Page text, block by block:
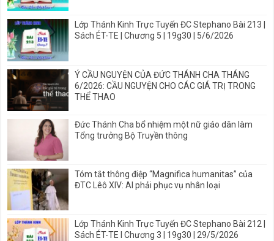
Lớp Thánh Kinh Trực Tuyến ĐC Stephano Bài 213 |
Sách ÉT-TE | Chương 5 | 19g30 | 5/6/2026
Ý CẦU NGUYỆN CỦA ĐỨC THÁNH CHA THÁNG
6/2026: CẦU NGUYỆN CHO CÁC GIÁ TRỊ TRONG
THỂ THAO
Đức Thánh Cha bổ nhiệm một nữ giáo dân làm
Tổng trưởng Bộ Truyền thông
Tóm tắt thông điệp “Magnifica humanitas” của
ĐTC Lêô XIV: AI phải phục vụ nhân loại
Lớp Thánh Kinh Trực Tuyến ĐC Stephano Bài 212 |
Sách ÉT-TE I Chương 3 | 19g30 | 29/5/2026